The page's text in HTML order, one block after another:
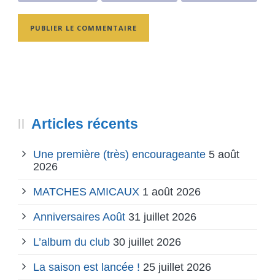
Articles récents
Une première (très) encourageante 5 août
2026
MATCHES AMICAUX 1 août 2026
Anniversaires Août 31 juillet 2026
L’album du club 30 juillet 2026
La saison est lancée ! 25 juillet 2026